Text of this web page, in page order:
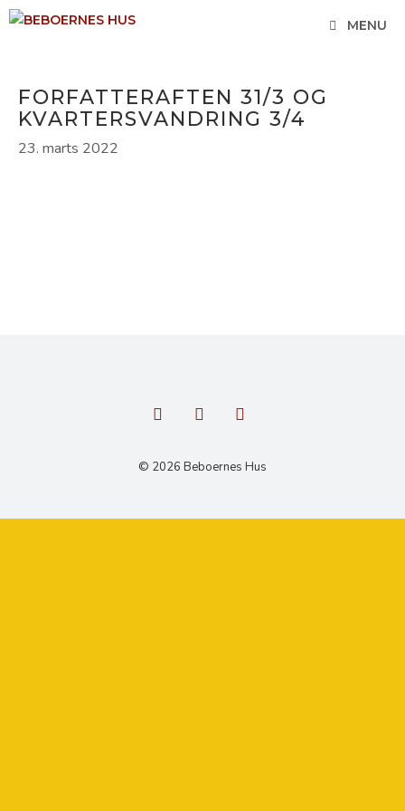
Hop
MENU
FORFATTERAFTEN 31/3 OG
KVARTERSVANDRING 3/4
23. marts 2022
© 2026 Beboernes Hus